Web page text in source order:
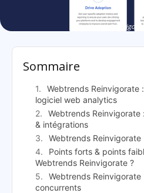
Webtrends
Sommaire
Webtrends Reinvigorate
logiciel web analytics
Webtrends
& intégrations
Webtrends
Points forts & points
Webtrends Reinvigorate ?
Webtrends
concurrents